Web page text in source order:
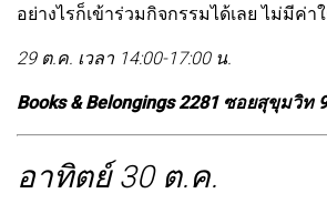
อย่างไรก็เข้าร่วมกิจกรรมได้เลย ไม่มีค่า
29 ต.ค. เวลา 14:00-17:00 น.
Books & Belongings 2281 ซอยสุขุมวิท
อาทิตย์ 30 ต.ค.